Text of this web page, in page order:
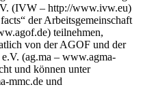
(IVW – http://www.ivw.eu)
der Arbeitsgemeinschaft
teilnehmen,
von der AGOF und der
(ag.ma – www.agma-
und können unter
mmc.de und